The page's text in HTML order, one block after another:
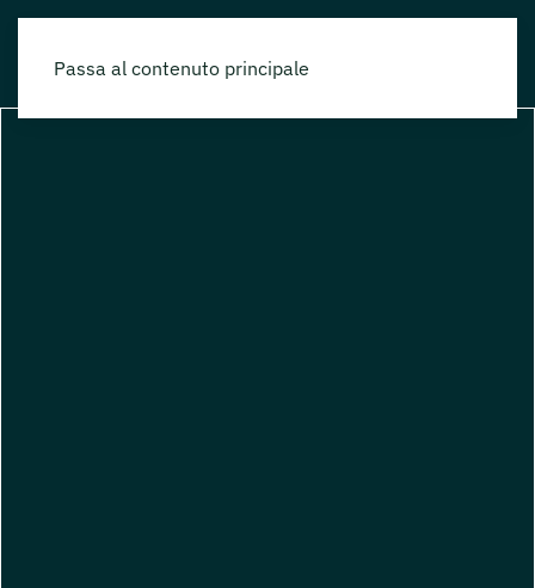
Passa al contenuto principale